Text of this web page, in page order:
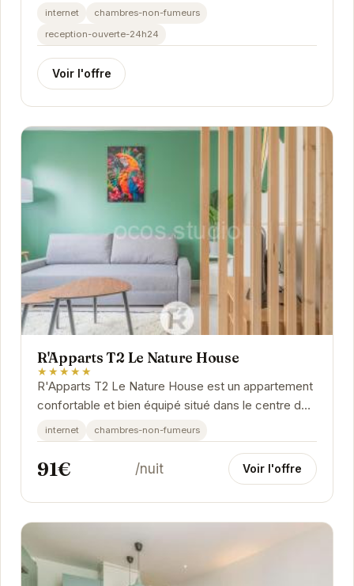
internet
chambres-non-fumeurs
reception-ouverte-24h24
Voir l'offre
R'Apparts T2 Le Nature House
★★★★★
R'Apparts T2 Le Nature House est un appartement
confortable et bien équipé situé dans le centre de
Grenoble. Idéal pour les couples ou les...
internet chambres-non-fumeurs
91€ /nuit Voir l'offre